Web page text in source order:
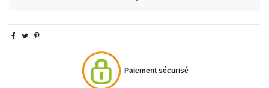
Paiement sécurisé